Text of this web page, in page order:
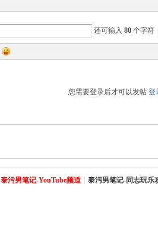
还可输入 80个字符
您需要登录后才可以发帖登
泰污男笔记-YouTube频道 泰污男笔记-同志玩乐